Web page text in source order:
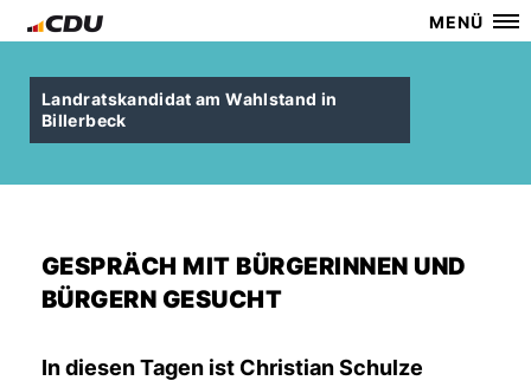
MENÜ
Landratskandidat am Wahlstand in
Billerbeck
GESPRÄCH MIT BÜRGERINNEN UND
BÜRGERN GESUCHT
In diesen Tagen ist Christian Schulze